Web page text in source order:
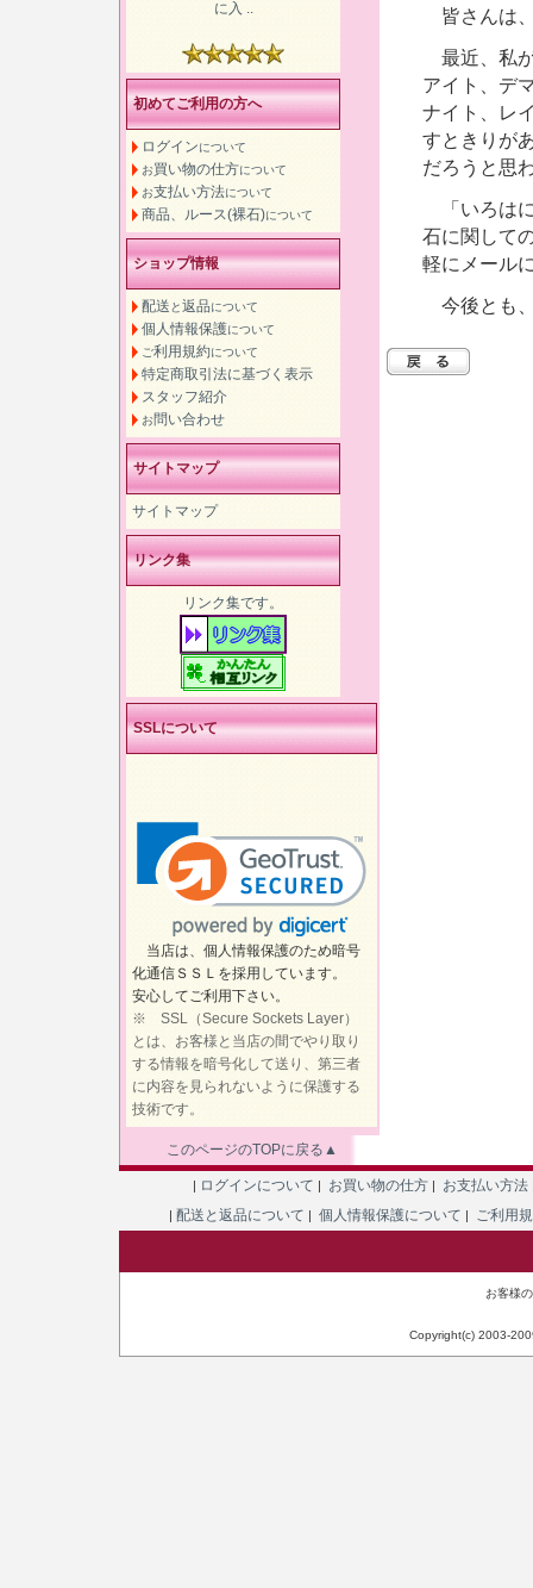
皆さんは
最近、私
アイト、デ
ナイト、レ
すときりが
だろうと思
「いろは
石に関して
軽にメール
今後とも
に入 ..
初めてご利用の方へ
ログインについて
お買い物の仕方について
お支払い方法について
商品、ルース(裸石)について
ショップ情報
配送 と返品について
個人情報保護について
ご利用規約について
特定商取引法に基づく表示
スタッフ紹介
お問い合わせ
サイトマップ
サイトマップ
リンク集
リンク集です。
SSLについて
当店は、個人情報保護のため暗号
化通信ＳＳＬを採用しています。
安心してご利用下さい。
※ SSL（Secure Sockets Layer）
とは、お客様と当店の間でやり取り
する情報を暗号化して送り、第三者
に内容を見られないように保護する
技術です。
このページのTOPに戻る▲
| ログインについて | お買い物の仕方 | お支払い方法
| 配送と返品について | 個人情報保護について | ご利用
お客様
Copyright(c) 2003-